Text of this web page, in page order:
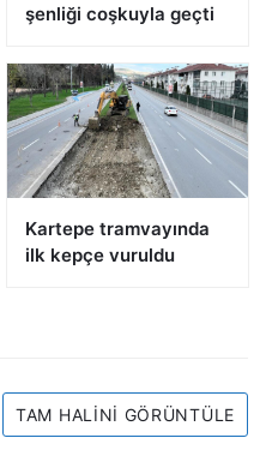
şenliği coşkuyla geçti
Kartepe tramvayında
ilk kepçe vuruldu
TAM HALINI GÖRÜNTÜLE